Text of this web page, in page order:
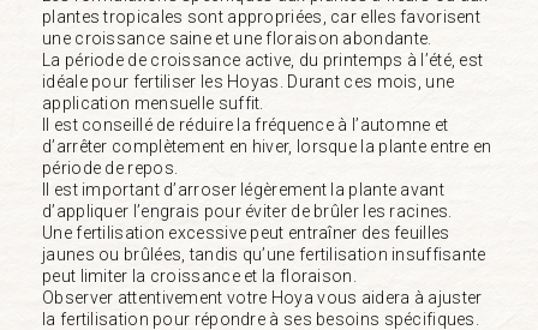
plantes tropicales sont appropriées, car elles favorisent
une croissance saine et une floraison abondante.
La période de croissance active, du printemps à l’été, est
idéale pour fertiliser les Hoyas. Durant ces mois, une
application mensuelle suffit.
Il est conseillé de réduire la fréquence à l’automne et
d’arrêter complètement en hiver, lorsque la plante entre en
période de repos.
Il est important d’arroser légèrement la plante avant
d’appliquer l’engrais pour éviter de brûler les racines.
Une fertilisation excessive peut entraîner des feuilles
jaunes ou brûlées, tandis qu’une fertilisation insuffisante
peut limiter la croissance et la floraison.
Observer attentivement votre Hoya vous aidera à ajuster
la fertilisation pour répondre à ses besoins spécifiques.